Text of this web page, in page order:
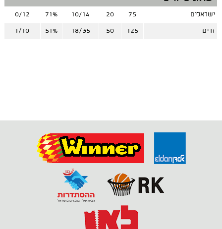
ישראלים 75
20
10/14
71%
0/12
זרים 125
50
18/35
51%
1/10